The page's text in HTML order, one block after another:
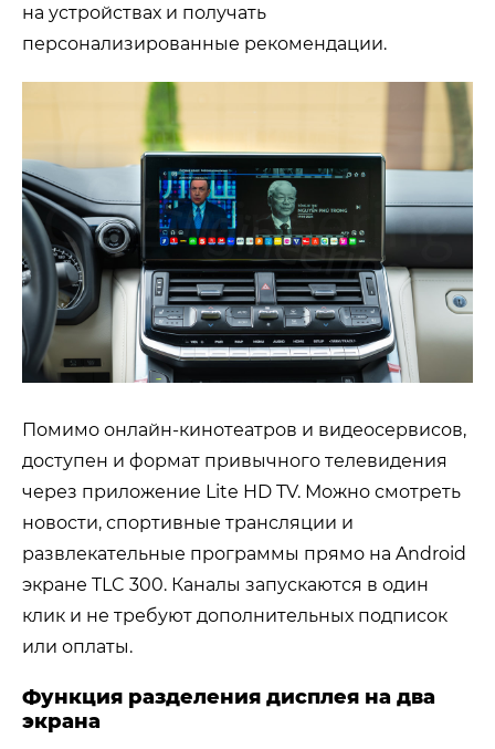
на устройствах и получать
персонализированные рекомендации.
Помимо онлайн-кинотеатров и видеосервисов,
доступен и формат привычного телевидения
через приложение Lite HD TV. Можно смотреть
новости, спортивные трансляции и
развлекательные программы прямо на Android
экране TLC 300. Каналы запускаются в один
клик и не требуют дополнительных подписок
или оплаты.
Функция разделения дисплея на два
экрана